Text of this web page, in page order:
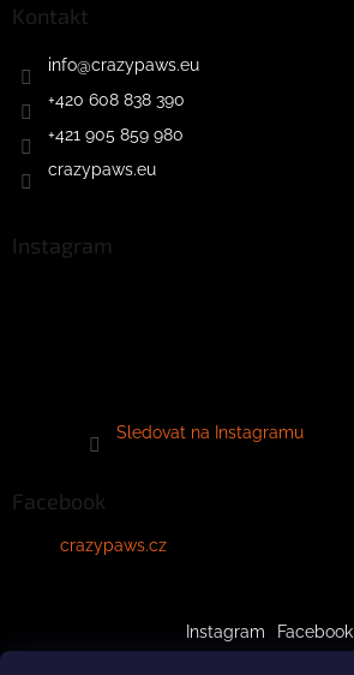
Kontakt
info@crazypaws.eu
+420 608 838 390
+421 905 859 980
crazypaws.eu
Instagram
Sledovat na Instagramu
Facebook
crazypaws.cz
Instagram Facebook